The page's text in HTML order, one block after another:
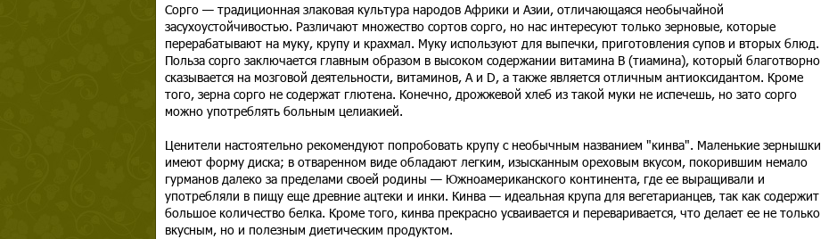
Сорго — традиционная злаковая культура народов Африки и Азии, отличающаяся необычайной
засухоустойчивостью. Различают множество сортов сорго, но нас интересуют только зерновые, которые
перерабатывают на муку, крупу и крахмал. Муку используют для выпечки, приготовления супов и вторых блюд.
Польза сорго заключается главным образом в высоком содержании витамина В (тиамина), который благотворно
сказывается на мозговой деятельности, витаминов, А и D, а также является отличным антиоксидантом. Кроме
того, зерна сорго не содержат глютена. Конечно, дрожжевой хлеб из такой муки не испечешь, но зато сорго
можно употреблять больным целиакией.
Ценители настоятельно рекомендуют попробовать крупу с необычным названием "кинва". Маленькие зернышки
имеют форму диска; в отваренном виде обладают легким, изысканным ореховым вкусом, покорившим немало
гурманов далеко за пределами своей родины — Южноамериканского континента, где ее выращивали и
употребляли в пищу еще древние ацтеки и инки. Кинва — идеальная крупа для вегетарианцев, так как содержит
большое количество белка. Кроме того, кинва прекрасно усваивается и переваривается, что делает ее не только
вкусным, но и полезным диетическим продуктом.